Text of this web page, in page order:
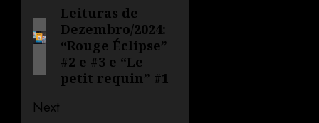
Leituras de
Dezembro/2024:
“Rouge Éclipse”
#2 e #3 e “Le
petit requin” #1
Next